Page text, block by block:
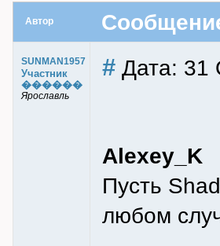
Автор
SUNMAN1957
Участник
������
Ярославль
# Дата: 31
Alexey_K
Пусть
любом